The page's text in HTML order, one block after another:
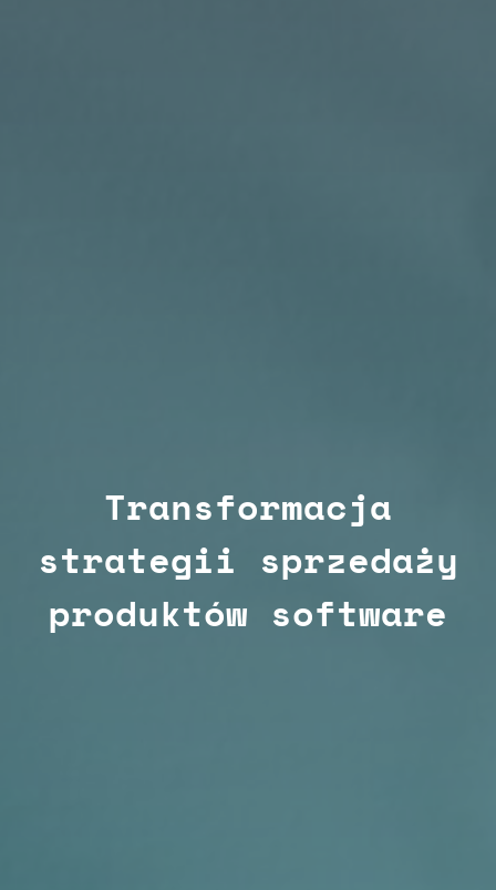
Transformacja
strategii sprzedaży
produktów software